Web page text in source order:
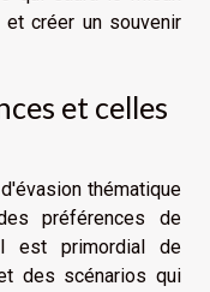
créer un souvenir
et celles
thématique
préférences de
est primordial de
des scénarios qui